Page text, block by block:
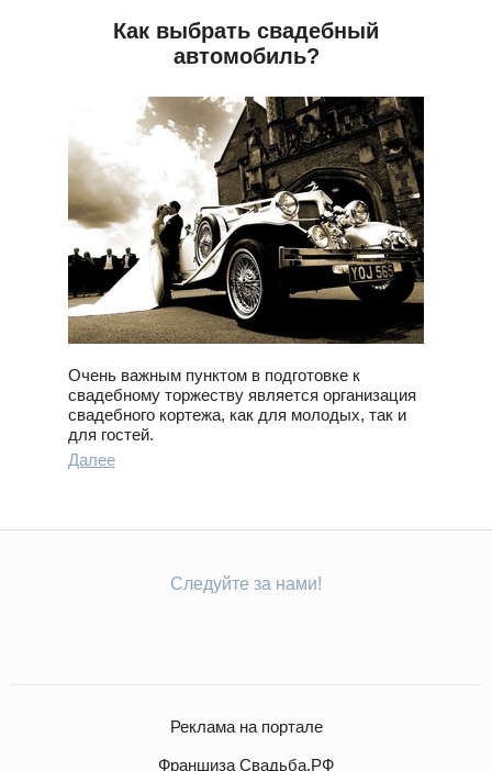
Как выбрать свадебный
автомобиль?
Очень важным пунктом в подготовке к
свадебному торжеству является организация
свадебного кортежа, как для молодых, так и
для гостей.
Далее
Следуйте за нами!
Реклама на портале
Франшиза Свадьба.РФ